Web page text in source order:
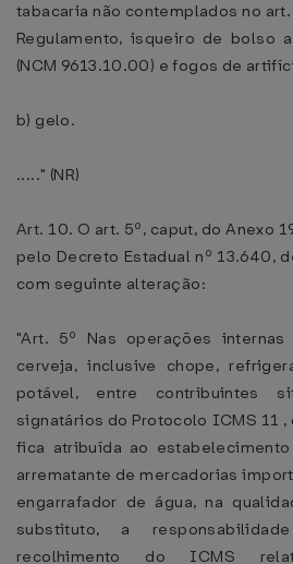
tabacaria não contemplados no
Regulamento, isqueiro de bolso
(NCM 9613.10.00) e fogos de
b) gelo.
....." (NR)
Art. 10. O art. 5º, caput, do Anexo
pelo Decreto Estadual nº 13.640,
com seguinte alteração:
"Art. 5º Nas operações
cerveja, inclusive chope,
potável, entre contribuintes
signatários do Protocolo ICMS 11 ,
fica atribuída ao
arrematante de mercadorias
engarrafador de água, na
substituto, a
recolhimento do ICMS